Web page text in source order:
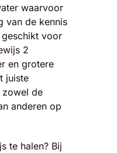
waarvoor
van de kennis
geschikt voor
2
en grotere
juiste
zowel de
anderen op
te halen? Bij